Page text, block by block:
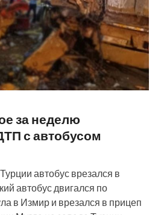
за неделю
с автобусом
автобус врезался в
автобус двигался по
в Измир и врезался в прицеп